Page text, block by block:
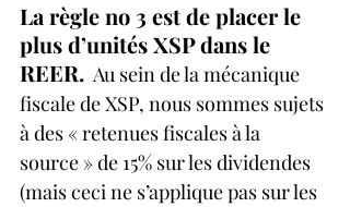
La règle no 3 est de placer le
plus d’unités XSP dans le
REER. Au sein de la mécanique
fiscale de XSP, nous sommes sujets
à des « retenues fiscales à la
source » de 15% sur les dividendes
(mais ceci ne s’applique pas sur les